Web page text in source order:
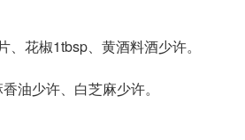
花椒1tbsp、黄酒料酒少许。
油少许、白芝麻少许。